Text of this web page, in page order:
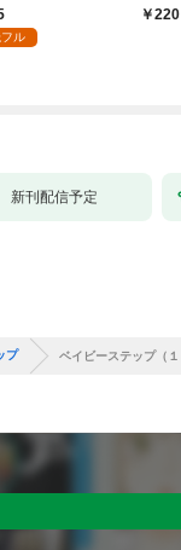
#1
ル
やっ220
新刊配信予定
プ ベイビーステップ（１